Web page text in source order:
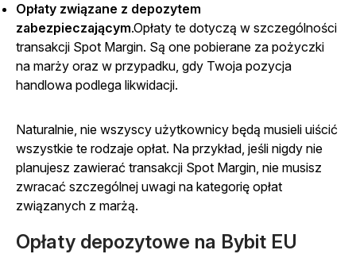
Opłaty związane z depozytem
zabezpieczającym.Opłaty te dotyczą w szczególności
transakcji Spot Margin. Są one pobierane za pożyczki
na marży oraz w przypadku, gdy Twoja pozycja
handlowa podlega likwidacji.
Naturalnie, nie wszyscy użytkownicy będą musieli uiścić
wszystkie te rodzaje opłat. Na przykład, jeśli nigdy nie
planujesz zawierać transakcji Spot Margin, nie musisz
zwracać szczególnej uwagi na kategorię opłat
związanych z marżą.
Opłaty depozytowe na Bybit EU